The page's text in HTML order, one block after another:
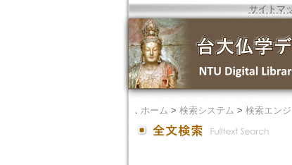
サイトマ
． ホーム > 検索システム > 検索エン